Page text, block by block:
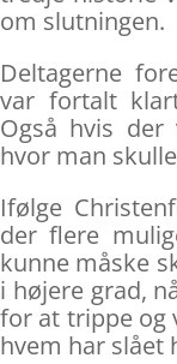
om slutningen.
Deltagerne
var fortalt
Også hvis
hvor man
Ifølge
der flere
kunne måske
i højere grad,
for at trippe og
hvem har slået